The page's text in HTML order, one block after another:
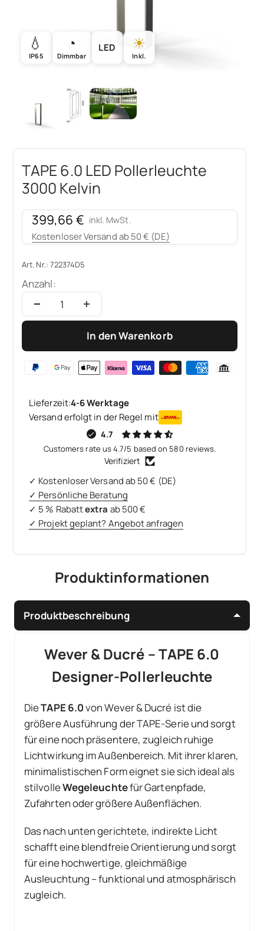
💧
IP65
◔
Dimmbar
LED ☀
Inkl.
TAPE 6.0 LED Pollerleuchte
3000 Kelvin
Angebot
399,66 € inkl. MwSt.
Kostenloser Versand ab 50 € (DE)
Art. Nr.: 722374D5
Anzahl:
In den Warenkorb
Lieferzeit:4-6 Werktage
Versand erfolgt in der Regel mit
4.7
Customers rate us 4.7/5 based on 580 reviews.
Verifiziert
✓ Kostenloser Versand ab 50 € (DE)
✓ Persönliche Beratung
✓ 5 % Rabattextra ab 500 €
✓ Projekt geplant? Angebot anfragen
Produktinformationen
Produktbeschreibung
Wever & Ducré – TAPE 6.0
Designer-Pollerleuchte
DieTAPE 6.0von Wever & Ducré ist die
größere Ausführung der TAPE-Serie und sorgt
für eine noch präsentere, zugleich ruhige
Lichtwirkung im Außenbereich. Mit ihrer klaren,
minimalistischen Form eignet sie sich ideal als
stilvolleWegeleuchtefür Gartenpfade,
Zufahrten oder größere Außenflächen.
Das nach unten gerichtete, indirekte Licht
schafft eine blendfreie Orientierung und sorgt
für eine hochwertige, gleichmäßige
Ausleuchtung – funktional und atmosphärisch
zugleich.